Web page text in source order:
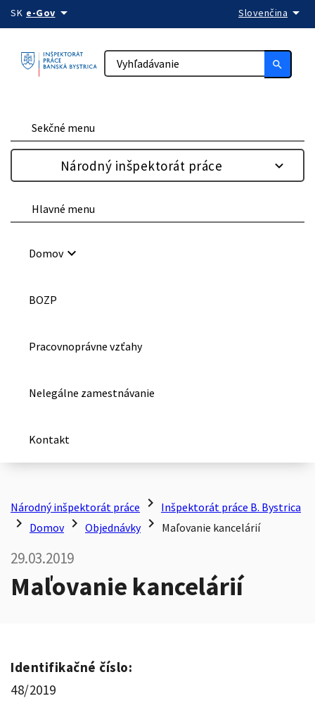
Preskočiť na obsah
SK e-Govarrow_drop_down Slovenčina arrow_drop_down
search
Sekčné menu
Národný inšpektorát práce
Hlavné menu
Domovkeyboard_arrow_down
BOZP
Pracovnoprávne vzťahy
Nelegálne zamestnávanie
Kontakt
Národný inšpektorát práce chevron_right Inšpektorát práce B. Bystrica
chevron_right Domov chevron_right Objednávky chevron_right Maľovanie kancelárií
29.03.2019
Maľovanie kancelárií
Identifikačné číslo:
48/2019